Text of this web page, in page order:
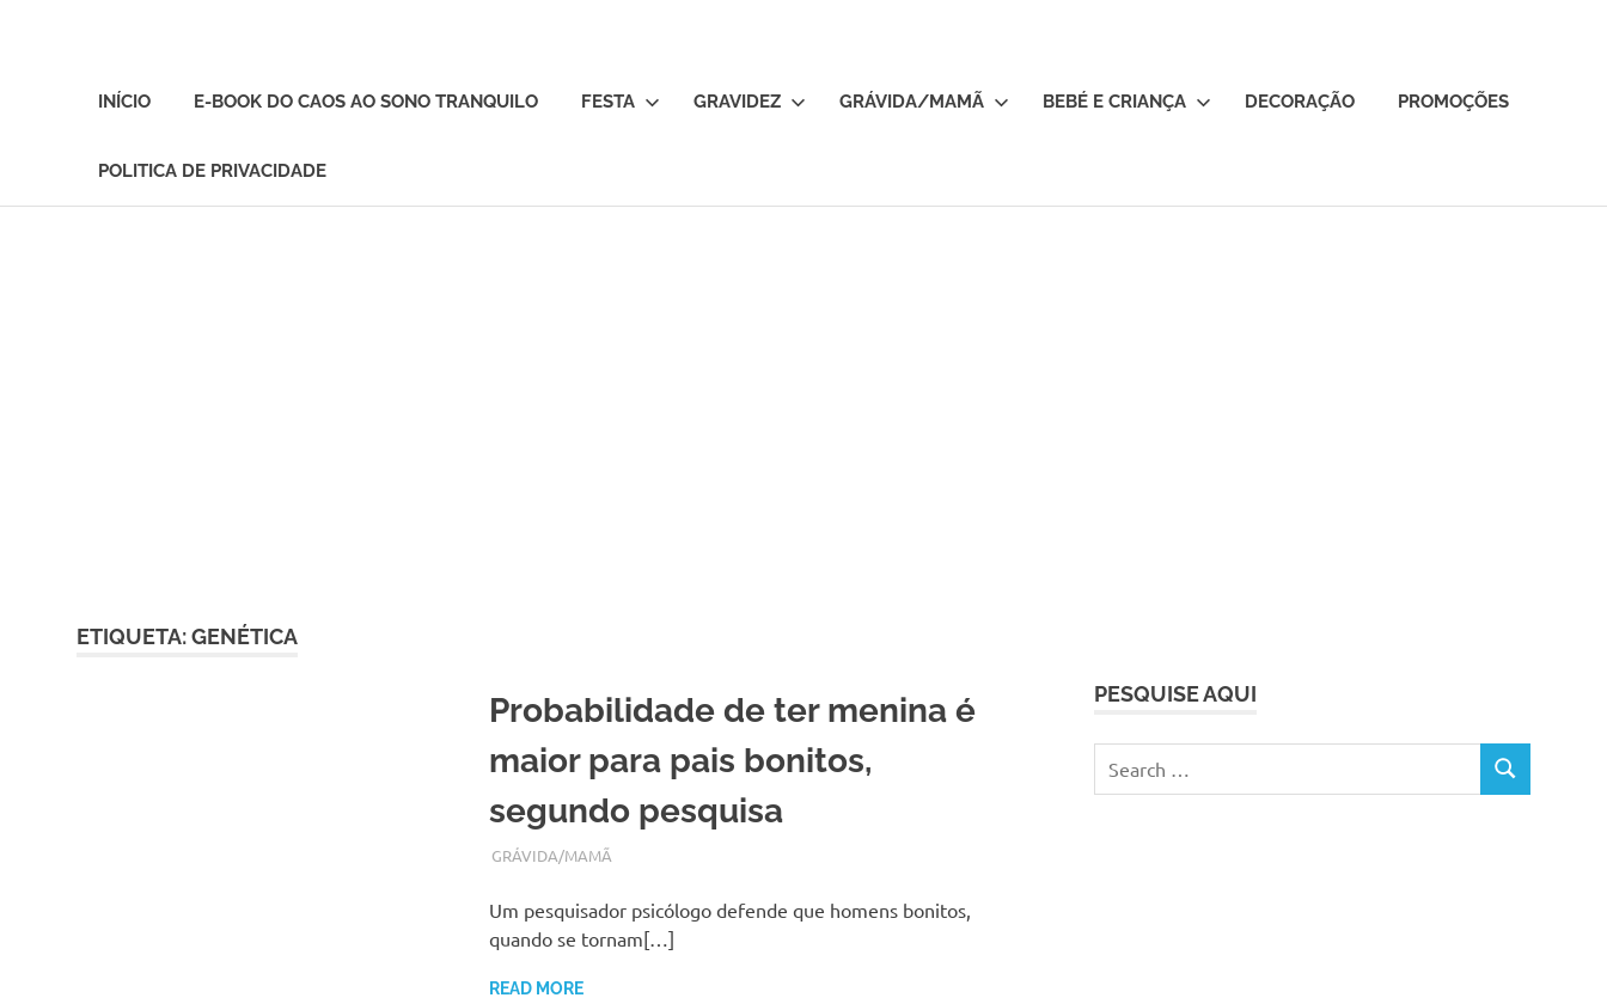
presente
INÍCIO E-BOOK DO CAOS AO SONO TRANQUILO FESTA GRAVIDEZ GRÁVIDA/MAMÃ BEBÉ E CRIANÇA DECORAÇÃO PROMOÇÕES
POLITICA DE PRIVACIDADE
ETIQUETA:GENÉTICA
Probabilidade de ter menina é
maior para pais bonitos,
segundo pesquisa
OUTUBRO 23, 2017
ADMIN
GRÁVIDA/MAMÃ
Um pesquisador psicólogo defende que homens bonitos,
quando se tornam[…]
READ MORE
PESQUISE AQUI
for:
SEARCH